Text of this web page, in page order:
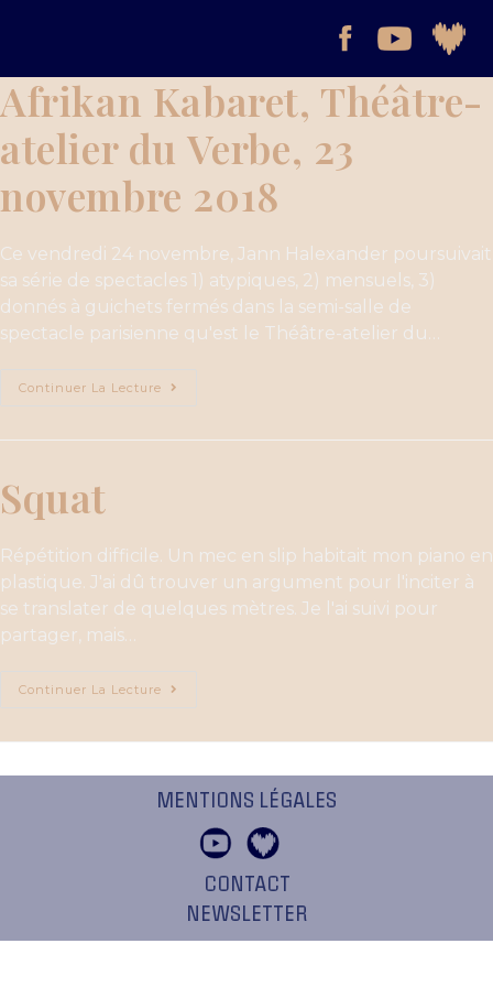
Afrikan Kabaret, Théâtre-
atelier du Verbe, 23
novembre 2018
Ce vendredi 24 novembre, Jann Halexander poursuivait
sa série de spectacles 1) atypiques, 2) mensuels, 3)
donnés à guichets fermés dans la semi-salle de
spectacle parisienne qu'est le Théâtre-atelier du…
Continuer La Lecture
Squat
Répétition difficile. Un mec en slip habitait mon piano en
plastique. J'ai dû trouver un argument pour l'inciter à
se translater de quelques mètres. Je l'ai suivi pour
partager, mais…
Continuer La Lecture
MENTIONS LÉGALES
CONTACT
NEWSLETTER